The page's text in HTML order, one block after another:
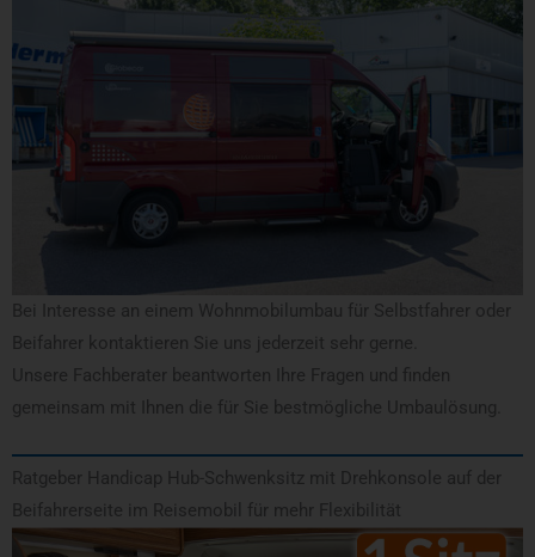
Bei Interesse an einem Wohnmobilumbau für Selbstfahrer oder
Beifahrer kontaktieren Sie uns jederzeit sehr gerne.
Unsere Fachberater beantworten Ihre Fragen und finden
gemeinsam mit Ihnen die für Sie bestmögliche Umbaulösung.
Ratgeber Handicap Hub-Schwenksitz mit Drehkonsole auf der
Beifahrerseite im Reisemobil für mehr Flexibilität